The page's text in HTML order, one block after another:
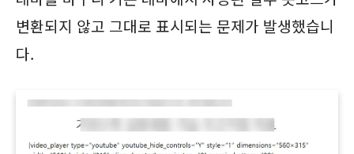
변환되지 않고 그대로 표시되는 문제가 발생했습니
다.